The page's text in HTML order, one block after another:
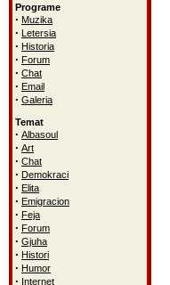
Programe
· Muzika
· Letersia
· Historia
· Forum
· Chat
· Email
· Galeria
Temat
· Albasoul
· Art
· Chat
· Demokraci
· Elita
· Emigracion
· Feja
· Forum
· Gjuha
· Histori
· Humor
· Internet